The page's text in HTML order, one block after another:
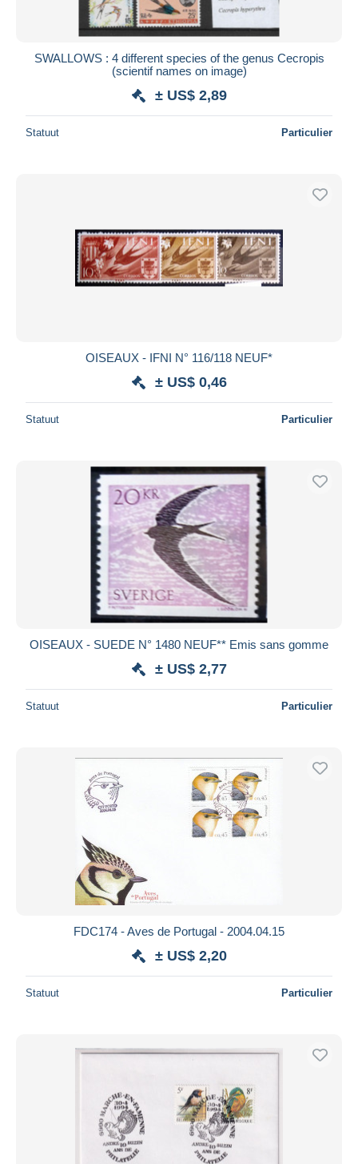
SWALLOWS : 4 different species of the genus Cecropis
(scientif names on image)
± US$ 2,89
Statuut Particulier
OISEAUX - IFNI N° 116/118 NEUF*
± US$ 0,46
Statuut Particulier
OISEAUX - SUEDE N° 1480 NEUF** Emis sans gomme
± US$ 2,77
Statuut Particulier
FDC174 - Aves de Portugal - 2004.04.15
± US$ 2,20
Statuut Particulier